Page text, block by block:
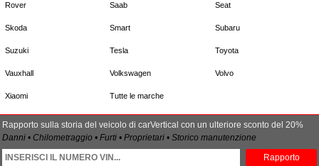
Rover Saab Seat
Skoda Smart Subaru
Suzuki Tesla Toyota
Vauxhall Volkswagen Volvo
Xiaomi Tutte le marche
Rapporto sulla storia del veicolo di carVertical con un ulteriore sconto del 20%
Danni • Chilometraggio • Furti • Proprietari • Storico manutenzione
Rapporto